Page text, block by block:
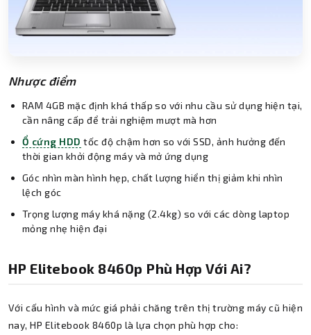
Nhược điểm
RAM 4GB mặc định khá thấp so với nhu cầu sử dụng hiện tại,
cần nâng cấp để trải nghiệm mượt mà hơn
Ổ cứng HDD tốc độ chậm hơn so với SSD, ảnh hưởng đến
thời gian khởi động máy và mở ứng dụng
Góc nhìn màn hình hẹp, chất lượng hiển thị giảm khi nhìn
lệch góc
Trọng lượng máy khá nặng (2.4kg) so với các dòng laptop
mỏng nhẹ hiện đại
HP Elitebook 8460p Phù Hợp Với Ai?
Với cấu hình và mức giá phải chăng trên thị trường máy cũ hiện
nay, HP Elitebook 8460p là lựa chọn phù hợp cho: